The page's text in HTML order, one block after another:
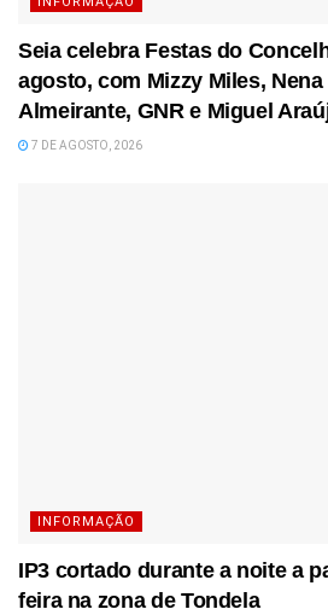
Seia celebra Festas do
agosto, com Mizzy Miles,
Almeirante, GNR e Miguel
7 DE AGOSTO, 2026
INFORMAÇÃO
IP3 cortado durante a noite a
feira na zona de Tondela